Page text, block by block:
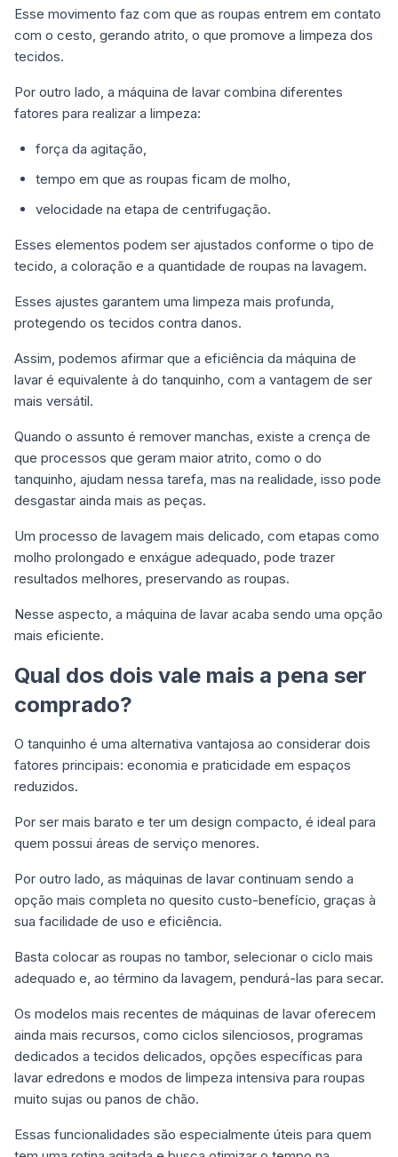
Esse movimento faz com que as roupas entrem em contato
com o cesto, gerando atrito, o que promove a limpeza dos
tecidos.
Por outro lado, a máquina de lavar combina diferentes
fatores para realizar a limpeza:
força da agitação,
tempo em que as roupas ficam de molho,
velocidade na etapa de centrifugação.
Esses elementos podem ser ajustados conforme o tipo de
tecido, a coloração e a quantidade de roupas na lavagem.
Esses ajustes garantem uma limpeza mais profunda,
protegendo os tecidos contra danos.
Assim, podemos afirmar que a eficiência da máquina de
lavar é equivalente à do tanquinho, com a vantagem de ser
mais versátil.
Quando o assunto é remover manchas, existe a crença de
que processos que geram maior atrito, como o do
tanquinho, ajudam nessa tarefa, mas na realidade, isso pode
desgastar ainda mais as peças.
Um processo de lavagem mais delicado, com etapas como
molho prolongado e enxágue adequado, pode trazer
resultados melhores, preservando as roupas.
Nesse aspecto, a máquina de lavar acaba sendo uma opção
mais eficiente.
Qual dos dois vale mais a pena ser
comprado?
O tanquinho é uma alternativa vantajosa ao considerar dois
fatores principais: economia e praticidade em espaços
reduzidos.
Por ser mais barato e ter um design compacto, é ideal para
quem possui áreas de serviço menores.
Por outro lado, as máquinas de lavar continuam sendo a
opção mais completa no quesito custo-benefício, graças à
sua facilidade de uso e eficiência.
Basta colocar as roupas no tambor, selecionar o ciclo mais
adequado e, ao término da lavagem, pendurá-las para secar.
Os modelos mais recentes de máquinas de lavar oferecem
ainda mais recursos, como ciclos silenciosos, programas
dedicados a tecidos delicados, opções específicas para
lavar edredons e modos de limpeza intensiva para roupas
muito sujas ou panos de chão.
Essas funcionalidades são especialmente úteis para quem